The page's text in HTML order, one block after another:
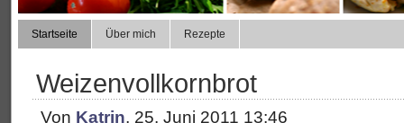
Startseite Über mich Rezepte
Weizenvollkornbrot
Von Katrin, 25. Juni 2011 13:46